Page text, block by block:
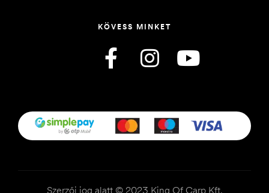
KÖVESS MINKET
Szerzői jog alatt © 2023 King Of Carp Kft.